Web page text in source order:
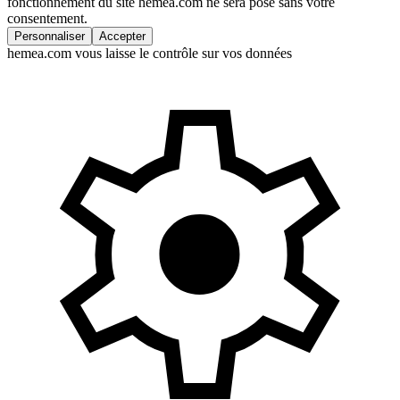
consentement.
Personnaliser Accepter
hemea.com vous laisse le contrôle sur vos données